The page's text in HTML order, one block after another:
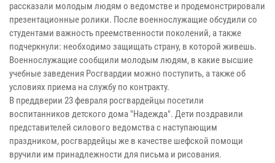
рассказали молодым людям о ведомстве и продемонстрировали
презентационные ролики. После военнослужащие обсудили со
студентами важность преемственности поколений, а также
подчеркнули: необходимо защищать страну, в которой живешь.
Военнослужащие сообщили молодым людям, в какие высшие
учебные заведения Росгвардии можно поступить, а также об
условиях приема на службу по контракту.
В преддверии 23 февраля росгвардейцы посетили
воспитанников детского дома "Надежда". Дети поздравили
представителей силового ведомства с наступающим
праздником, росгвардейцы же в качестве шефской помощи
вручили им принадлежности для письма и рисования.